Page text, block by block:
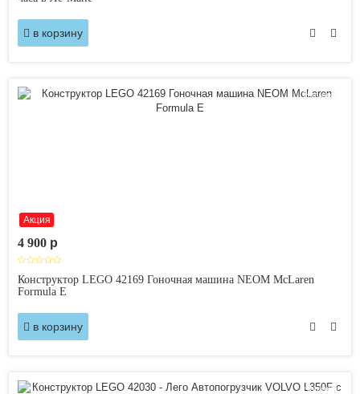
в корзину
Акция
Новинка
4 900 p
Конструктор LEGO 42169 Гоночная машина NEOM McLaren
Formula E
в корзину
Новинка